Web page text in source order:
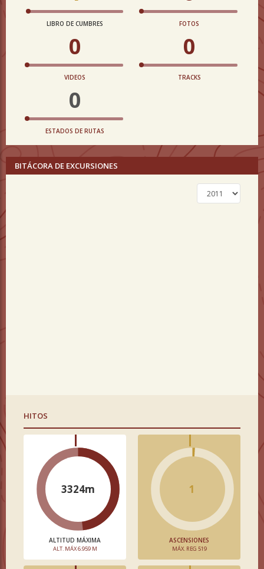
LIBRO DE CUMBRES FOTOS
0
VIDEOS
0
TRACKS
0
ESTADOS DE RUTAS
BITÁCORA DE EXCURSIONES
HITOS
3324m
ALTITUD MÁXIMA
ALT. MÁX 6.959 M
1
ASCENSIONES
MÁX. REG 519